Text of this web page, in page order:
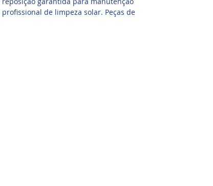
profissional de limpeza solar. Peças de